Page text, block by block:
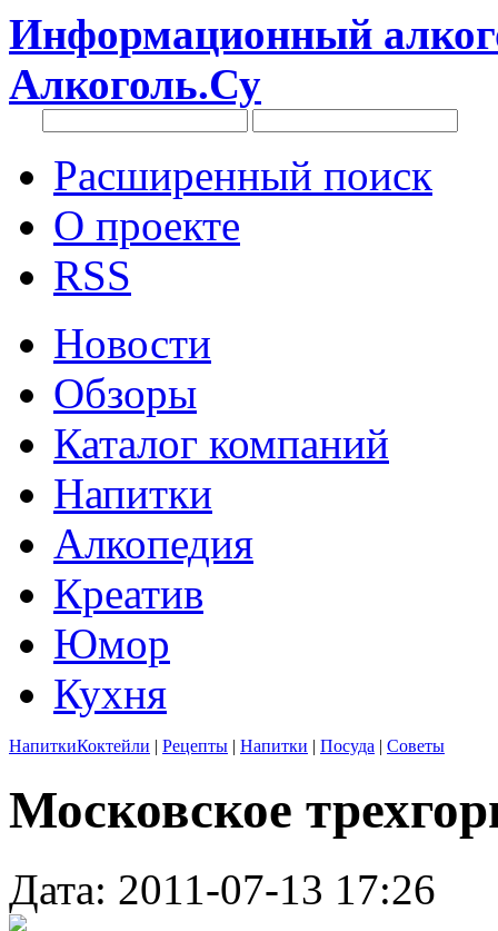
Информационный
Алкоголь.Су
Расширенный поиск
О проекте
RSS
Новости
Обзоры
Каталог компаний
Напитки
Алкопедия
Креатив
Юмор
Кухня
НапиткиКоктейли | Рецепты | Напитки | Посуда | Советы
Московское
Дата: 2011-07-13 17:26